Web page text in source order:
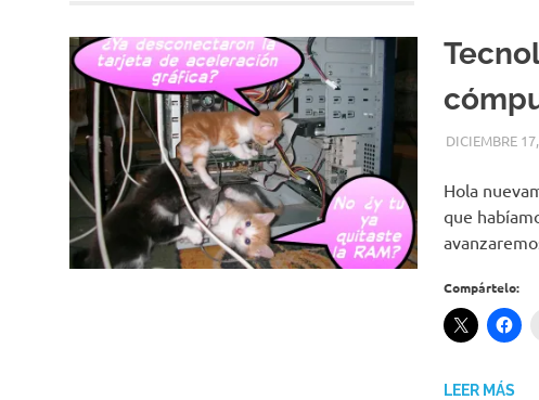
DICIEMBRE
Hola
que
Compártelo:
LEER MÁS